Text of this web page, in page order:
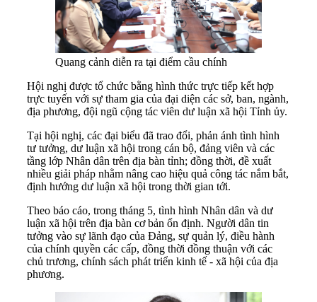
Quang cảnh diễn ra tại điểm cầu chính
Hội nghị được tổ chức bằng hình thức trực tiếp kết hợp
trực tuyến với sự tham gia của đại diện các sở, ban, ngành,
địa phương, đội ngũ cộng tác viên dư luận xã hội Tỉnh ủy.
Tại hội nghị, các đại biểu đã trao đổi, phản ánh tình hình
tư tưởng, dư luận xã hội trong cán bộ, đảng viên và các
tầng lớp Nhân dân trên địa bàn tỉnh; đồng thời, đề xuất
nhiều giải pháp nhằm nâng cao hiệu quả công tác nắm bắt,
định hướng dư luận xã hội trong thời gian tới.
Theo báo cáo, trong tháng 5, tình hình Nhân dân và dư
luận xã hội trên địa bàn cơ bản ổn định. Người dân tin
tưởng vào sự lãnh đạo của Đảng, sự quản lý, điều hành
của chính quyền các cấp, đồng thời đồng thuận với các
chủ trương, chính sách phát triển kinh tế - xã hội của địa
phương.